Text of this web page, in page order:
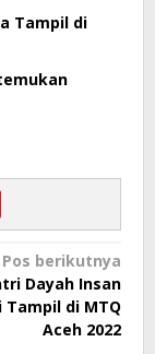
Tampil di
Pos berikutnya
Dayah Insan
Tampil di MTQ
Aceh 2022